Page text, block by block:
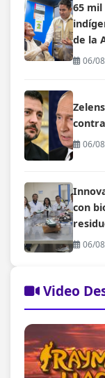
65
de la
06/
06/
con
06/
Video